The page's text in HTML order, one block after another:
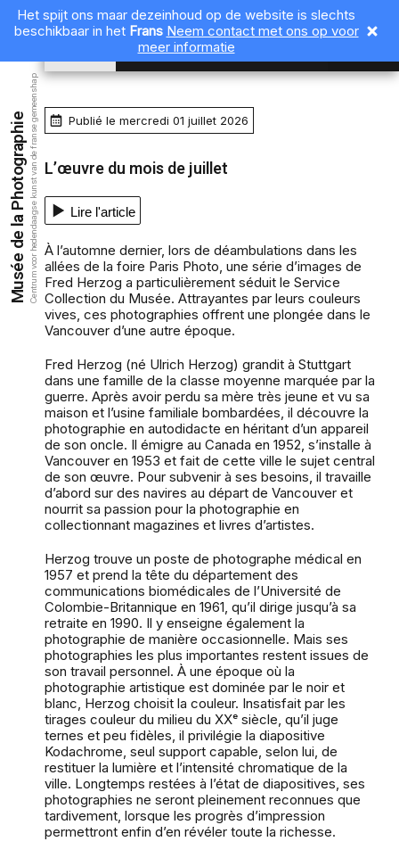
Musée de la PhotographieCentrum voor hedendaagse kunst van de franse gemeenshap
NL
Het spijt ons maar dezeinhoud op de website is slechts
beschikbaar in het Frans Neem contact met ons op voor
meer informatie
Publié le mercredi 01 juillet 2026
L’œuvre du mois de juillet
Lire l'article
À l’automne dernier, lors de déambulations dans les
allées de la foire Paris Photo, une série d’images de
Fred Herzog a particulièrement séduit le Service
Collection du Musée. Attrayantes par leurs couleurs
vives, ces photographies offrent une plongée dans le
Vancouver d’une autre époque.
Fred Herzog (né Ulrich Herzog) grandit à Stuttgart
dans une famille de la classe moyenne marquée par la
guerre. Après avoir perdu sa mère très jeune et vu sa
maison et l’usine familiale bombardées, il découvre la
photographie en autodidacte en héritant d’un appareil
de son oncle. Il émigre au Canada en 1952, s’installe à
Vancouver en 1953 et fait de cette ville le sujet central
de son œuvre. Pour subvenir à ses besoins, il travaille
d’abord sur des navires au départ de Vancouver et
nourrit sa passion pour la photographie en
collectionnant magazines et livres d’artistes.
Herzog trouve un poste de photographe médical en
1957 et prend la tête du département des
communications biomédicales de l’Université de
Colombie-Britannique en 1961, qu’il dirige jusqu’à sa
retraite en 1990. Il y enseigne également la
photographie de manière occasionnelle. Mais ses
photographies les plus importantes restent issues de
son travail personnel. À une époque où la
photographie artistique est dominée par le noir et
blanc, Herzog choisit la couleur. Insatisfait par les
tirages couleur du milieu du XXᵉ siècle, qu’il juge
ternes et peu fidèles, il privilégie la diapositive
Kodachrome, seul support capable, selon lui, de
restituer la lumière et l’intensité chromatique de la
ville. Longtemps restées à l’état de diapositives, ses
photographies ne seront pleinement reconnues que
tardivement, lorsque les progrès d’impression
permettront enfin d’en révéler toute la richesse.